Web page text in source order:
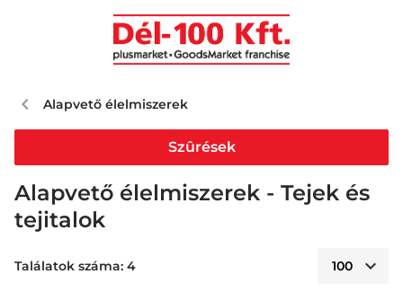
Alapvető élelmiszerek
Alapvető élelmiszerek - Tejek és
tejitalok
Találatok száma: 4
Szûrések